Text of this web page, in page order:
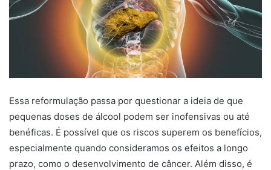
Essa reformulação passa por questionar a ideia de que
pequenas doses de álcool podem ser inofensivas ou até
benéficas. É possível que os riscos superem os benefícios,
especialmente quando consideramos os efeitos a longo
prazo, como o desenvolvimento de câncer. Além disso, é